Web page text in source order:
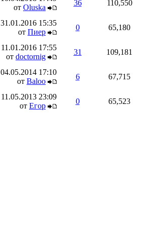
от Oluska
36 110,550
31.01.2016 15:35
от Пиер
0 65,180
11.01.2016 17:55
от doctornig
31 109,181
04.05.2014 17:10
от Baloo
6 67,715
11.05.2013 23:09
от Егор
0 65,523